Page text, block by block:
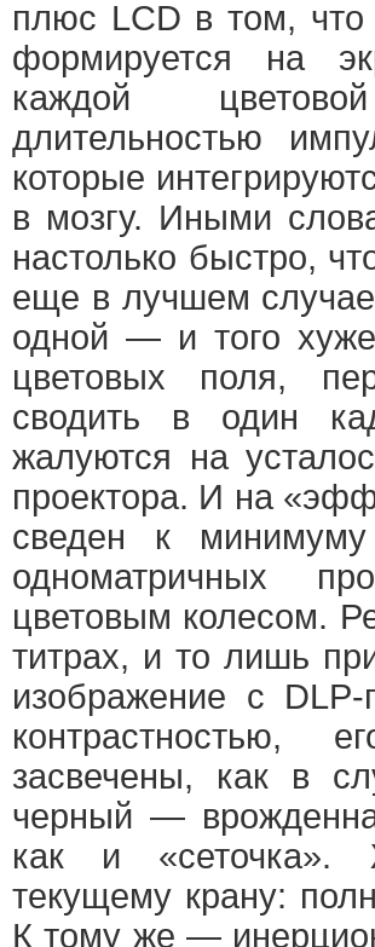
плюс LCD в том, что
формируется на
каждой
длительностью
которые
в мозгу. Иными
настолько быстро,
еще в лучшем
одной — и того
цветовых поля,
сводить в один
жалуются на
проектора. И на
сведен к
одноматричных
цветовым колесом.
титрах, и то лишь
изображение с DLP-
засвечены, как в
черный —
как и «сеточка».
текущему крану:
К тому же —